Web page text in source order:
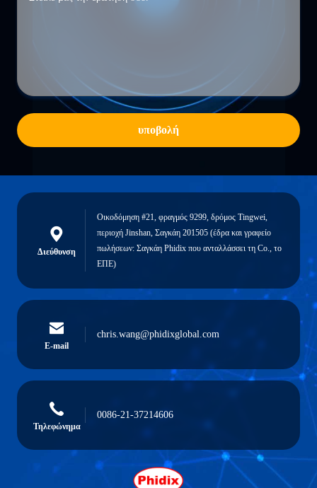
υποβολή
Διεύθυνση
Οικοδόμηση #21, φραγμός 9299, δρόμος Tingwei,
περιοχή Jinshan, Σαγκάη 201505 (έδρα και γραφείο
πωλήσεων: Σαγκάη Phidix που ανταλλάσσει τη Co., το
ΕΠΕ)
E-mail
chris.wang@phidixglobal.com
Τηλεφώνημα
0086-21-37214606